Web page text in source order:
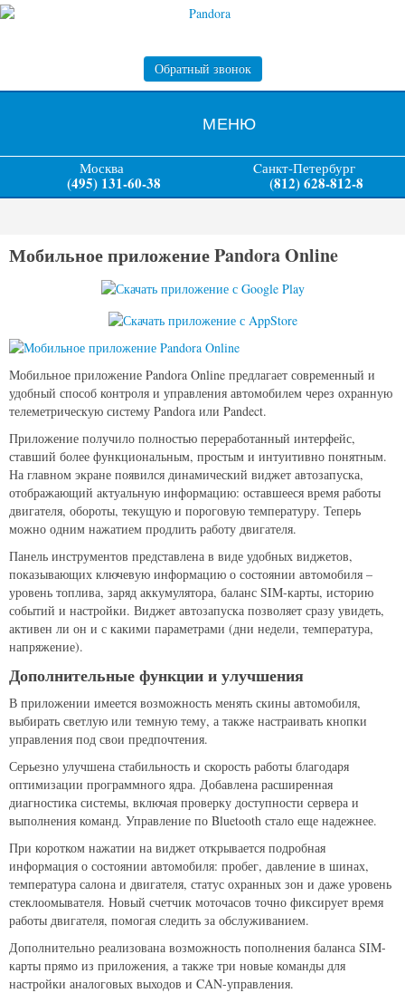
Обратный звонок
МЕНЮ
Москва
(495) 131-60-38
Cанкт-Петербург
(812) 628-812-8
Мобильное приложение Pandora Online
Мобильное приложение Pandora Online предлагает современный и
удобный способ контроля и управления автомобилем через охранную
телеметрическую систему Pandora или Pandect.
Приложение получило полностью переработанный интерфейс,
ставший более функциональным, простым и интуитивно понятным.
На главном экране появился динамический виджет автозапуска,
отображающий актуальную информацию: оставшееся время работы
двигателя, обороты, текущую и пороговую температуру. Теперь
можно одним нажатием продлить работу двигателя.
Панель инструментов представлена в виде удобных виджетов,
показывающих ключевую информацию о состоянии автомобиля –
уровень топлива, заряд аккумулятора, баланс SIM-карты, историю
событий и настройки. Виджет автозапуска позволяет сразу увидеть,
активен ли он и с какими параметрами (дни недели, температура,
напряжение).
Дополнительные функции и улучшения
В приложении имеется возможность менять скины автомобиля,
выбирать светлую или темную тему, а также настраивать кнопки
управления под свои предпочтения.
Серьезно улучшена стабильность и скорость работы благодаря
оптимизации программного ядра. Добавлена расширенная
диагностика системы, включая проверку доступности сервера и
выполнения команд. Управление по Bluetooth стало еще надежнее.
При коротком нажатии на виджет открывается подробная
информация о состоянии автомобиля: пробег, давление в шинах,
температура салона и двигателя, статус охранных зон и даже уровень
стеклоомывателя. Новый счетчик моточасов точно фиксирует время
работы двигателя, помогая следить за обслуживанием.
Дополнительно реализована возможность пополнения баланса SIM-
карты прямо из приложения, а также три новые команды для
настройки аналоговых выходов и CAN-управления.